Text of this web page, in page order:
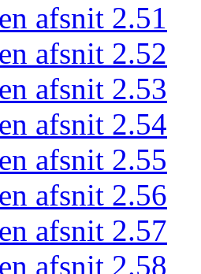
afsnit 2.51
afsnit 2.52
afsnit 2.53
afsnit 2.54
afsnit 2.55
afsnit 2.56
afsnit 2.57
afsnit 2.58